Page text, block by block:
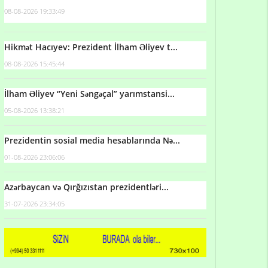
08-08-2026 19:33:49
Hikmət Hacıyev: Prezident İlham Əliyev t...
08-08-2026 15:45:44
İlham Əliyev “Yeni Səngəçal” yarımstansi...
05-08-2026 13:38:21
Prezidentin sosial media hesablarında Nə...
01-08-2026 23:06:06
Azərbaycan və Qırğızıstan prezidentləri...
31-07-2026 23:34:05